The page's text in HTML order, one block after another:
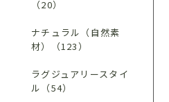
（20）
ナチュラル（自然素
材）（123）
ラグジュアリースタイ
ル（54）